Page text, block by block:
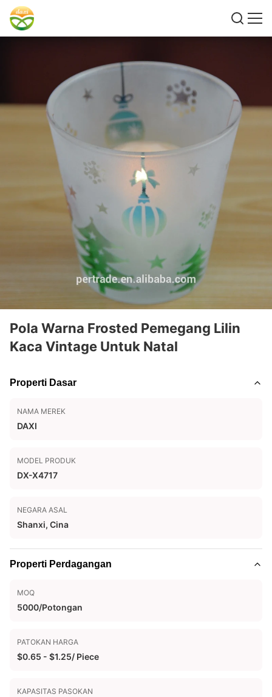
Pola Warna Frosted Pemegang Lilin
Kaca Vintage Untuk Natal
Properti Dasar
NAMA MEREK
DAXI
MODEL PRODUK
DX-X4717
NEGARA ASAL
Shanxi, Cina
Properti Perdagangan
MOQ
5000/Potongan
PATOKAN HARGA
$0.65 - $1.25/ Piece
KAPASITAS PASOKAN